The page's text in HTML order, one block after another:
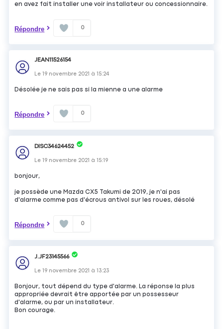
en avez fait installer une voir installateur ou concessionnaire.
Répondre 0
JEAN11526154
Le19 novembre 2021 à15:24
Désolée je ne sais pas si la mienne a une alarme
Répondre 0
DISC34624452
Le19 novembre 2021 à15:19
bonjour,
je possède une Mazda CX5 Takumi de 2019, je n'ai pas
d'alarme comme pas d'écrous antivol sur les roues, désolé
Répondre 0
J.JF23145566
Le19 novembre 2021 à13:23
Bonjour, tout dépend du type d'alarme. La réponse la plus
appropriée devrait être apportée par un possesseur
d'alarme, ou par un installateur.
Bon courage.